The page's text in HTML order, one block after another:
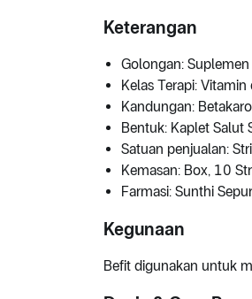
Keterangan
Golongan: Suplemen
Kelas Terapi:
Kandungan:
Bentuk: Kaplet Salut
Satuan penjualan:
Kemasan: Box, 10
Farmasi: Sunthi
Kegunaan
Befit digunakan untuk